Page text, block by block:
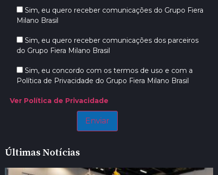
Sim, eu quero receber comunicações do Grupo Fiera
Milano Brasil
Sim, eu quero receber comunicações dos parceiros
do Grupo Fiera Milano Brasil
Sim, eu concordo com os termos de uso e com a
Política de Privacidade do Grupo Fiera Milano Brasil
Ver Política de Privacidade
Últimas Notícias